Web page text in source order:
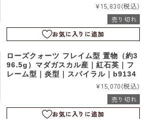
¥15,830(税込)
売り切れ
お気に入りに追加
ローズクォーツ フレイム型 置物（約3
96.5g）マダガスカル産｜紅石英｜フ
レーム型｜炎型｜スパイラル｜b9134
¥15,070(税込)
売り切れ
お気に入りに追加